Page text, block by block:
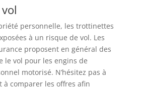
personnelle, les trottinettes
à un risque de vol. Les
proposent en général des
le vol pour les engins de
motorisé. N’hésitez pas à
à comparer les offres afin